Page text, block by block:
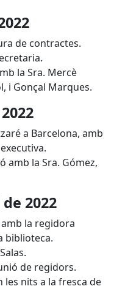
de contractes.
la Sra. Mercè
i Gonçal Marques.
a Barcelona, amb
amb la Sra. Gómez,
de 2022
la regidora
biblioteca.
de regidors.
les nits a la fresca de